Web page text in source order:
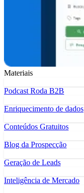
Materiais
Podcast Roda B2B
Enriquecimento de dados
Conteúdos Gratuitos
Blog da Prospecção
Geração de Leads
Inteligência de Mercado